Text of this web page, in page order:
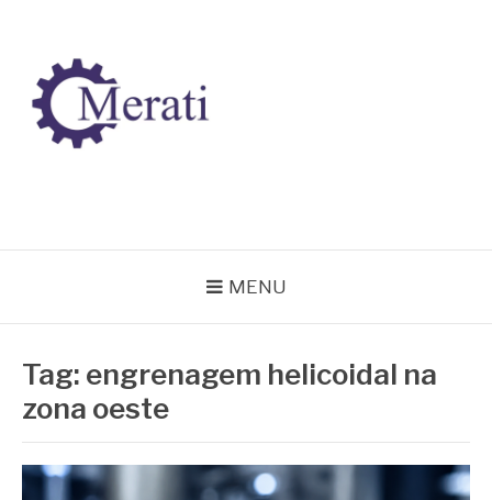
conteúdo
MENU
Tag: engrenagem helicoidal na
zona oeste